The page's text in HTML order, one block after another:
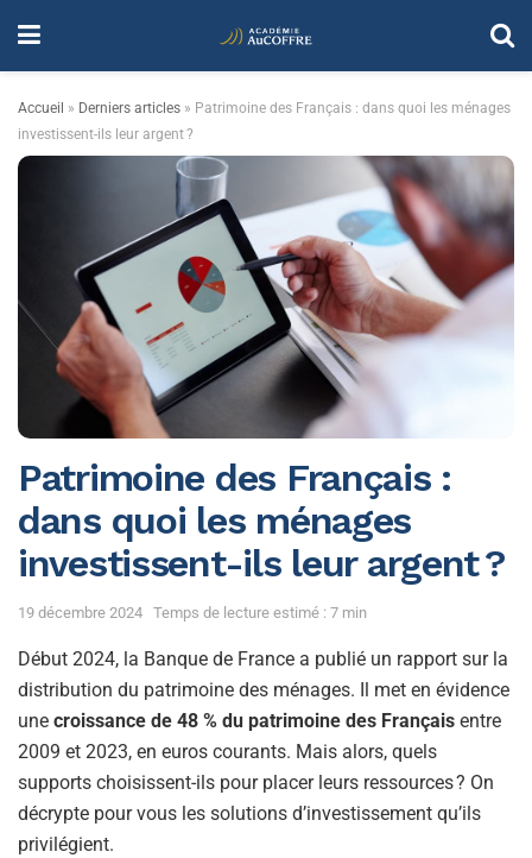
Accueil » Derniers articles » Patrimoine des Français : dans quoi les ménages
investissent-ils leur argent ?
Patrimoine des Français :
dans quoi les ménages
investissent-ils leur argent ?
19 décembre 2024 Temps de lecture estimé : 7 min
Début 2024, la Banque de France a publié un rapport sur la
distribution du patrimoine des ménages. Il met en évidence
une croissance de 48 % du patrimoine des Français entre
2009 et 2023, en euros courants. Mais alors, quels
supports choisissent-ils pour placer leurs ressources ? On
décrypte pour vous les solutions d’investissement qu’ils
privilégient.